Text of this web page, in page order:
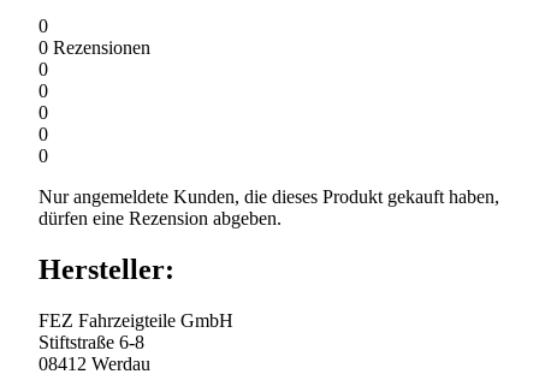
0
0 Rezensionen
0
0
0
0
0
Nur angemeldete Kunden, die dieses Produkt gekauft haben,
dürfen eine Rezension abgeben.
Hersteller:
FEZ Fahrzeigteile GmbH
Stiftstraße 6-8
08412 Werdau